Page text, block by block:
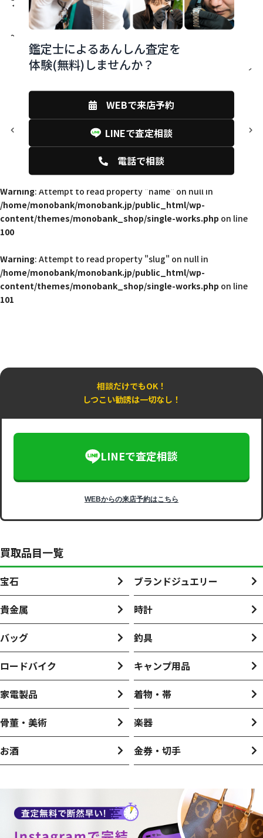
~~~~~~~~~~~~
かわいい フェンディ ベルト
付属品無し
Warning: Attempt to read property "name" on null in
/home/monobank/monobank.jp/public_html/wp-
content/themes/monobank_shop/single-works.php on line
100
Warning: Attempt to read property "slug" on null in
/home/monobank/monobank.jp/public_html/wp-
content/themes/monobank_shop/single-works.php on line
101
相談だけでもOK！
しつこい勧誘は一切なし！
LINEで査定相談
WEBからの来店予約はこちら
買取品目一覧
宝石
ブランドジュエリー
貴金属
時計
バッグ
釣具
ロードバイク
キャンプ用品
家電製品
着物・帯
骨董・美術
楽器
お酒
金券・切手
鑑定士によるあんしん査定を
体験(無料)しませんか？
WEBで来店予約
LINEで査定相談
電話で相談